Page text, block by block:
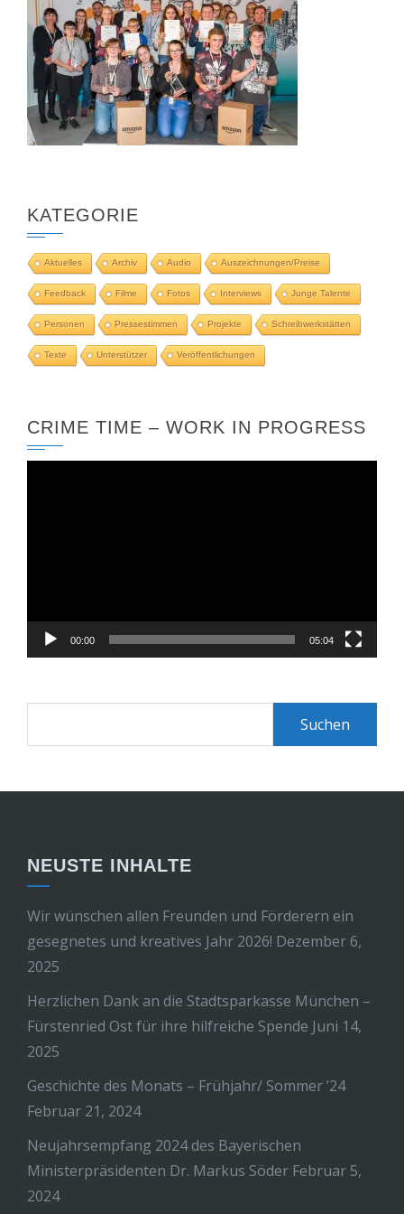
KATEGORIE
Aktuelles Archiv Audio Auszeichnungen/Preise
Feedback Filme Fotos Interviews Junge Talente
Personen Pressestimmen Projekte Schreibwerkstätten
Texte Unterstützer Veröffentlichungen
CRIME TIME – WORK IN PROGRESS
00:00 05:04
NEUSTE INHALTE
Wir wünschen allen Freunden und Förderern ein
gesegnetes und kreatives Jahr 2026! Dezember 6,
2025
Herzlichen Dank an die Stadtsparkasse München –
Fürstenried Ost für ihre hilfreiche Spende Juni 14,
2025
Geschichte des Monats – Frühjahr/ Sommer ’24
Februar 21, 2024
Neujahrsempfang 2024 des Bayerischen
Ministerpräsidenten Dr. Markus Söder Februar 5,
2024